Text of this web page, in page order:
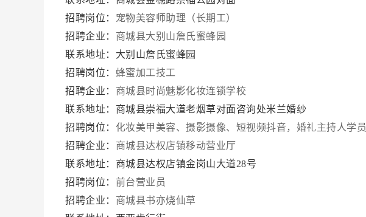
招聘岗位： 宠物美容师助理（长期工）
招聘企业： 商城县大别山詹氏蜜蜂园
联系地址：大别山詹氏蜜蜂园
招聘岗位： 蜂蜜加工技工
招聘企业： 商城县时尚魅影化妆连锁学校
联系地址：商城县崇福大道老烟草对面咨询处米兰婚纱
招聘岗位： 化妆美甲美容、摄影摄像、短视频抖音，婚礼主持人学员
招聘企业： 商城县达权店镇移动营业厅
联系地址：商城县达权店镇金岗山大道28号
招聘岗位： 前台营业员
招聘企业： 商城县书亦烧仙草